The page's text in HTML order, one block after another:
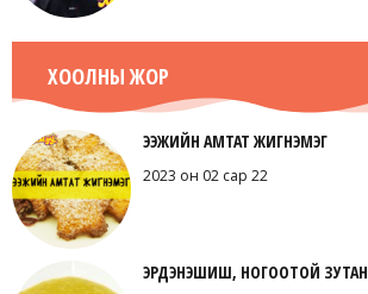
ХООЛНЫ ЖОР
ЭЭЖИЙН АМТАТ ЖИГНЭМЭГ
2023 он 02 сар 22
ЭРДЭНЭШИШ, НОГООТОЙ ЗУТАН